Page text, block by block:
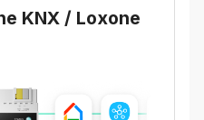
KNX / Loxone